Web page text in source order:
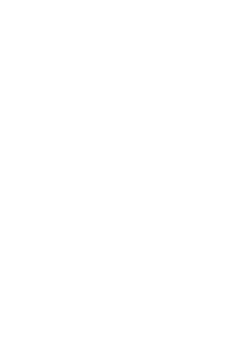
салоны красоты,
ведет свой
пользоваться
Bilderlings Pay на
он ищет. То есть:
или аппаратная
– по принципам